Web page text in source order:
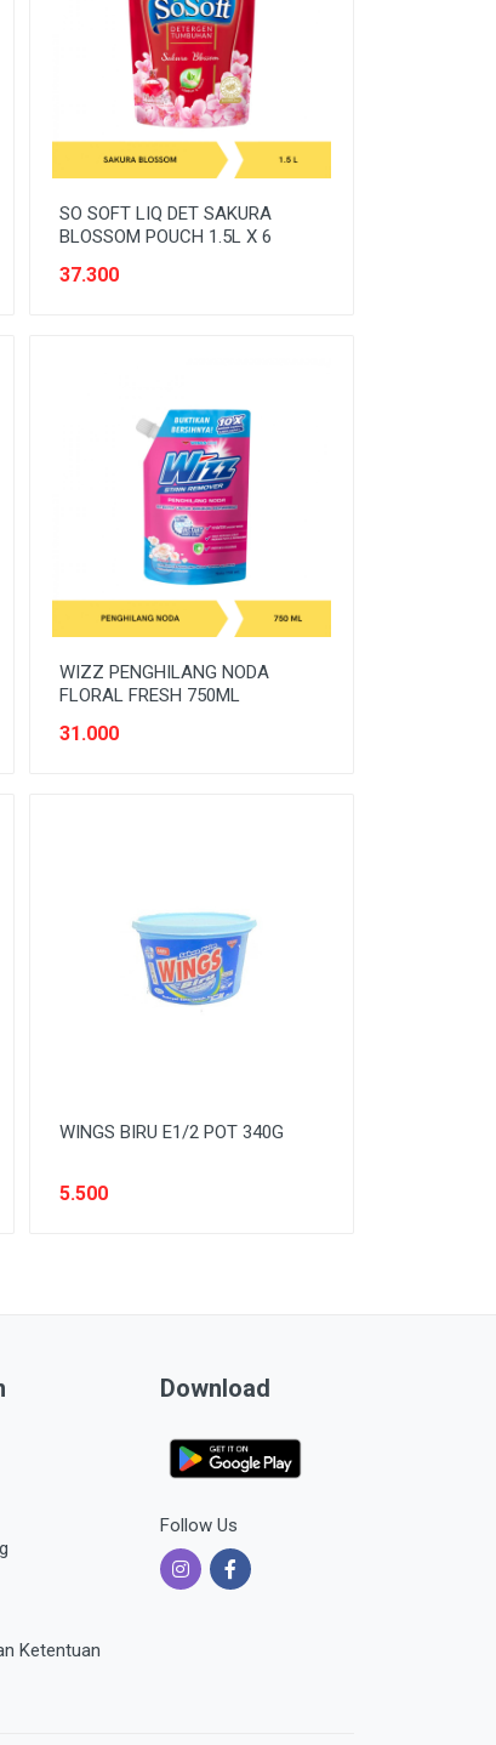
SO SOFT LIQ DET SAKURA
BLOSSOM POUCH 1.5L X 6
37.300
WIZZ PENGHILANG NODA
FLORAL FRESH 750ML
31.000
WINGS BIRU E1/2 POT 340G
5.500
Ketentuan
Download
Follow Us